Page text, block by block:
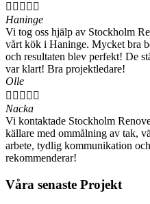
    
Haninge
Vi tog oss hjälp av Stockholm
vårt kök i Haninge. Mycket bra
och resultaten blev perfekt! De
var klart! Bra projektledare!
Olle
    
Nacka
Vi kontaktade Stockholm
källare med ommålning av tak,
arbete, tydlig kommunikation
rekommenderar!
Våra senaste Projekt